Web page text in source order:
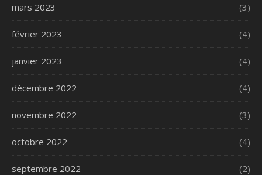
mars 2023 (3)
février 2023 (4)
janvier 2023 (4)
décembre 2022 (4)
novembre 2022 (3)
octobre 2022 (4)
septembre 2022 (2)